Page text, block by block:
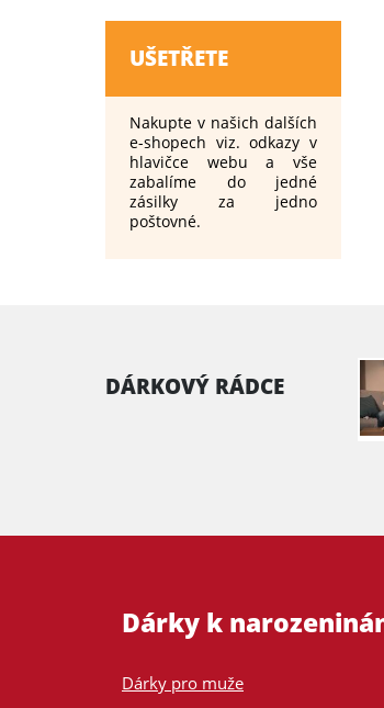
UŠETŘETE
Nakupte v našich dalších
e-shopech viz. odkazy v
hlavičce webu a vše
zabalíme do jedné
zásilky za jedno
poštovné.
DÁRKOVÝ RÁDCE
Dárky k
Dárky pro muže